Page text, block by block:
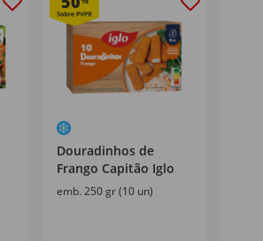
Douradinhos de
Frango Capitão Iglo
emb. 250 gr (10 un)